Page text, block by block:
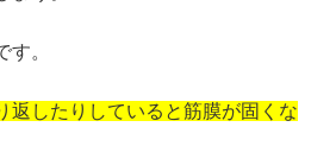
。
返したりしていると筋膜が固くな